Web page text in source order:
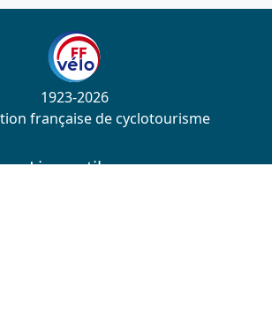
1923-2026
française de cyclotourisme
Liens utiles